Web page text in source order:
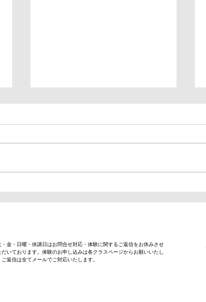
【夏季休暇のお知らせ】
2026年8月8日(土)〜14日(金)
・金・日曜・休講日はお問合せ対応・体験に関するご返信をお休みさせ
だいております。体験のお申し込みは各クラスページからお願いいたし
ご返信は全てメールでご対応いたします。